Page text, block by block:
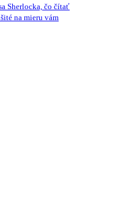
Sherlocka, čo čítať
na mieru vám